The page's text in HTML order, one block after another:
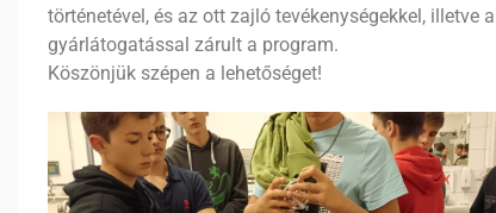
történetével, és az ott zajló tevékenységekkel,
gyárlátogatással zárult a program.
Köszönjük szépen a lehetőséget!